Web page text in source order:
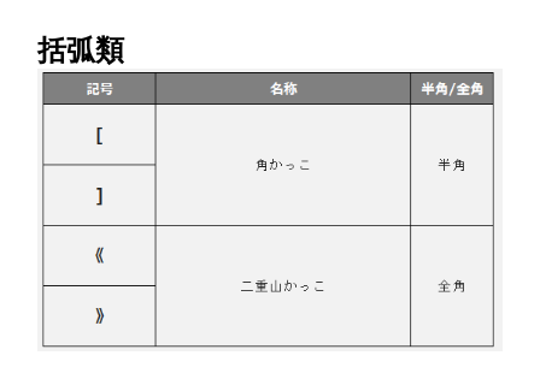
括弧類